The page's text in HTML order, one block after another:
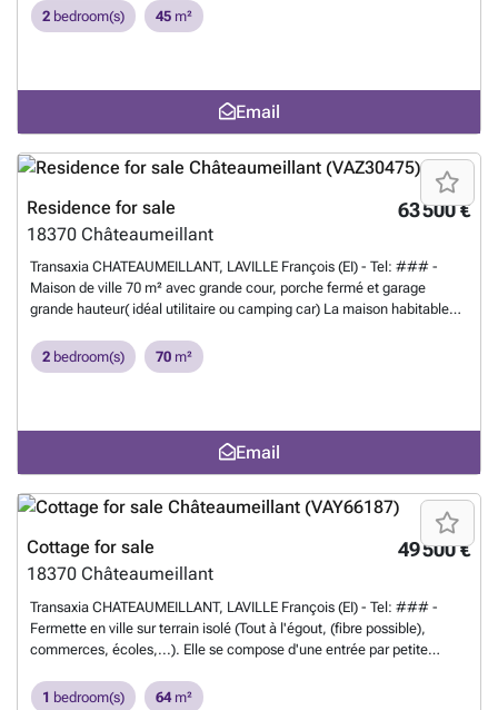
pente. Exposition Ouest. Séjour, 2 Chambres cuisine Salle de bain
avec WC. Garage ouvert. François LAVILLE (EI) RSAC Bourges
2 bedroom(s) 45 m²
Email
63 500 €
Residence for sale
18370 Châteaumeillant
Transaxia CHATEAUMEILLANT, LAVILLE François (EI) - Tel: ### -
Maison de ville 70 m² avec grande cour, porche fermé et garage
grande hauteur( idéal utilitaire ou camping car) La maison habitable
WC en extérieur et grande dépendance de plus de 20 m². Courette et
porche fermé. A l'étage palier avec rangements, deux chambres de 11
l'égout, proche commerces. Très bien placée dans la ville de
Châteaumeillant, vous pourrez tout faire à pied, écoles à 5 minutes.
Aucun jardin.Renseignements ou visite: François LAVILLE agent
commercial - 922017207 - RSAC Bourges.Want to know more?
2 bedroom(s) 70 m²
Email
49 500 €
Cottage for sale
18370 Châteaumeillant
Transaxia CHATEAUMEILLANT, LAVILLE François (EI) - Tel: ### -
Fermette en ville sur terrain isolé (Tout à l'égout, (fibre possible),
commerces, écoles,...). Elle se compose d'une entrée par petite
chambre, séjour de près de 30 m². Le tout est à remettre au goût du
1 bedroom(s) 64m²